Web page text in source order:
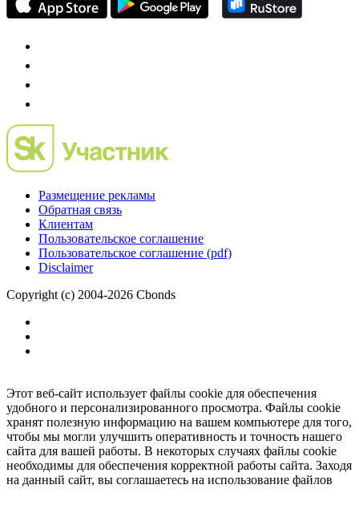
Размещение рекламы
Обратная связь
Клиентам
Пользовательское соглашение
Пользовательское соглашение (pdf)
Disclaimer
Copyright (c) 2004-2026 Cbonds
Этот веб-сайт использует файлы cookie для обеспечения
удобного и персонализированного просмотра. Файлы cookie
хранят полезную информацию на вашем компьютере для того,
чтобы мы могли улучшить оперативность и точность нашего
сайта для вашей работы. В некоторых случаях файлы cookie
необходимы для обеспечения корректной работы сайта. Заходя
на данный сайт, вы соглашаетесь на использование файлов